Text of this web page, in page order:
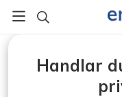
Handlar